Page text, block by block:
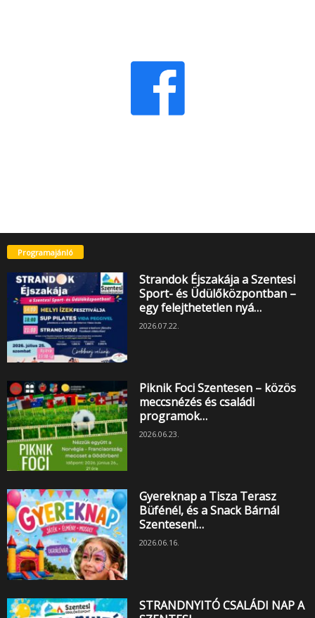
Programajánló
Strandok Éjszakája a Szentesi
Sport- és Üdülőközpontban –
egy felejthetetlen nyá…
2026.07.22.
Piknik Foci Szentesen – közös
meccsnézés és családi
programok…
2026.06.23.
Gyereknap a Tisza Terasz
Büfénél, és a Snack Bárnál
Szentesen!…
2026.06.16.
STRANDNYITÓ CSALÁDI NAP A